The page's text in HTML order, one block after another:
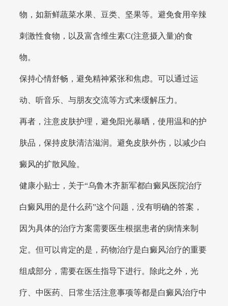
物，如新鲜蔬菜水果、豆类、坚果等。避免食用辛辣
刺激性食物，以及富含维生素C(注意摄入量)的食
物。
保持心情舒畅，避免精神紧张和焦虑。可以通过运
动、听音乐、与朋友交流等方式来缓解压力。
再者，注意皮肤护理，避免阳光暴晒，使用温和的护
肤品，保持皮肤清洁滋润。避免皮肤外伤，以减少白
癜风的扩散风险。
健康小贴士，关于“乌鲁木齐新军都白癜风医院治疗
白癜风用的是什么药”这个问题，没有明确的答案，
因为具体的治疗方案需要医生根据患者的病情来制
定。但可以肯定的是，药物治疗是白癜风治疗的重要
组成部分，需要在医生指导下进行。除此之外，光
疗、中医药、日常生活注意事项等都是白癜风治疗中